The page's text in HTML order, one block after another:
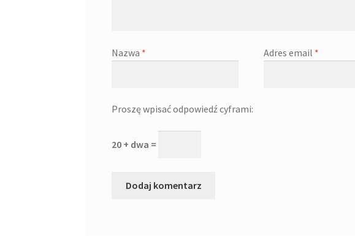
Nazwa * Adres email *
Proszę wpisać odpowiedź cyframi:
20 + dwa =